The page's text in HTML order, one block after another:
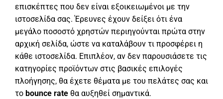
επισκέπτες που δεν είναι εξοικειωμένοι με την
ιστοσελίδα σας. Έρευνες έχουν δείξει ότι ένα
μεγάλο ποσοστό χρηστών περιηγούνται πρώτα στην
αρχική σελίδα, ώστε να καταλάβουν τι προσφέρει η
κάθε ιστοσελίδα. Επιπλέον, αν δεν παρουσιάσετε τις
κατηγορίες προϊόντων στις βασικές επιλογές
πλοήγησης, θα έχετε θέματα με του πελάτες σας και
το bounce rate θα αυξηθεί σημαντικά.